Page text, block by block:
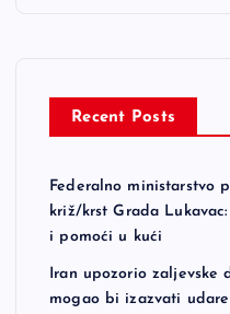
Recent Posts
Federalno ministarstvo
križ/krst Grada
i pomoći u kući
Iran upozorio zaljevske
mogao bi izazvati